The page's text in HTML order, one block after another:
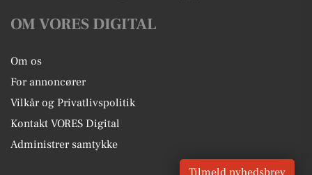
OM VORES DIGITAL
Om os
For annoncører
Vilkår og Privatlivspolitik
Kontakt VORES Digital
Administrer samtykke
Tilmeld nyhedsbrev